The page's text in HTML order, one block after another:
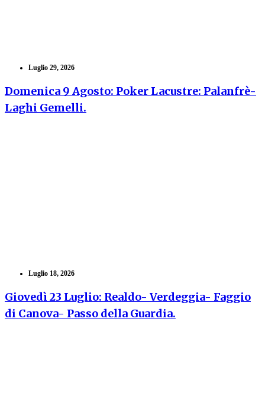
Luglio 29, 2026
Domenica 9 Agosto: Poker Lacustre: Palanfrè-
Laghi Gemelli.
Luglio 18, 2026
Giovedì 23 Luglio: Realdo- Verdeggia- Faggio
di Canova- Passo della Guardia.